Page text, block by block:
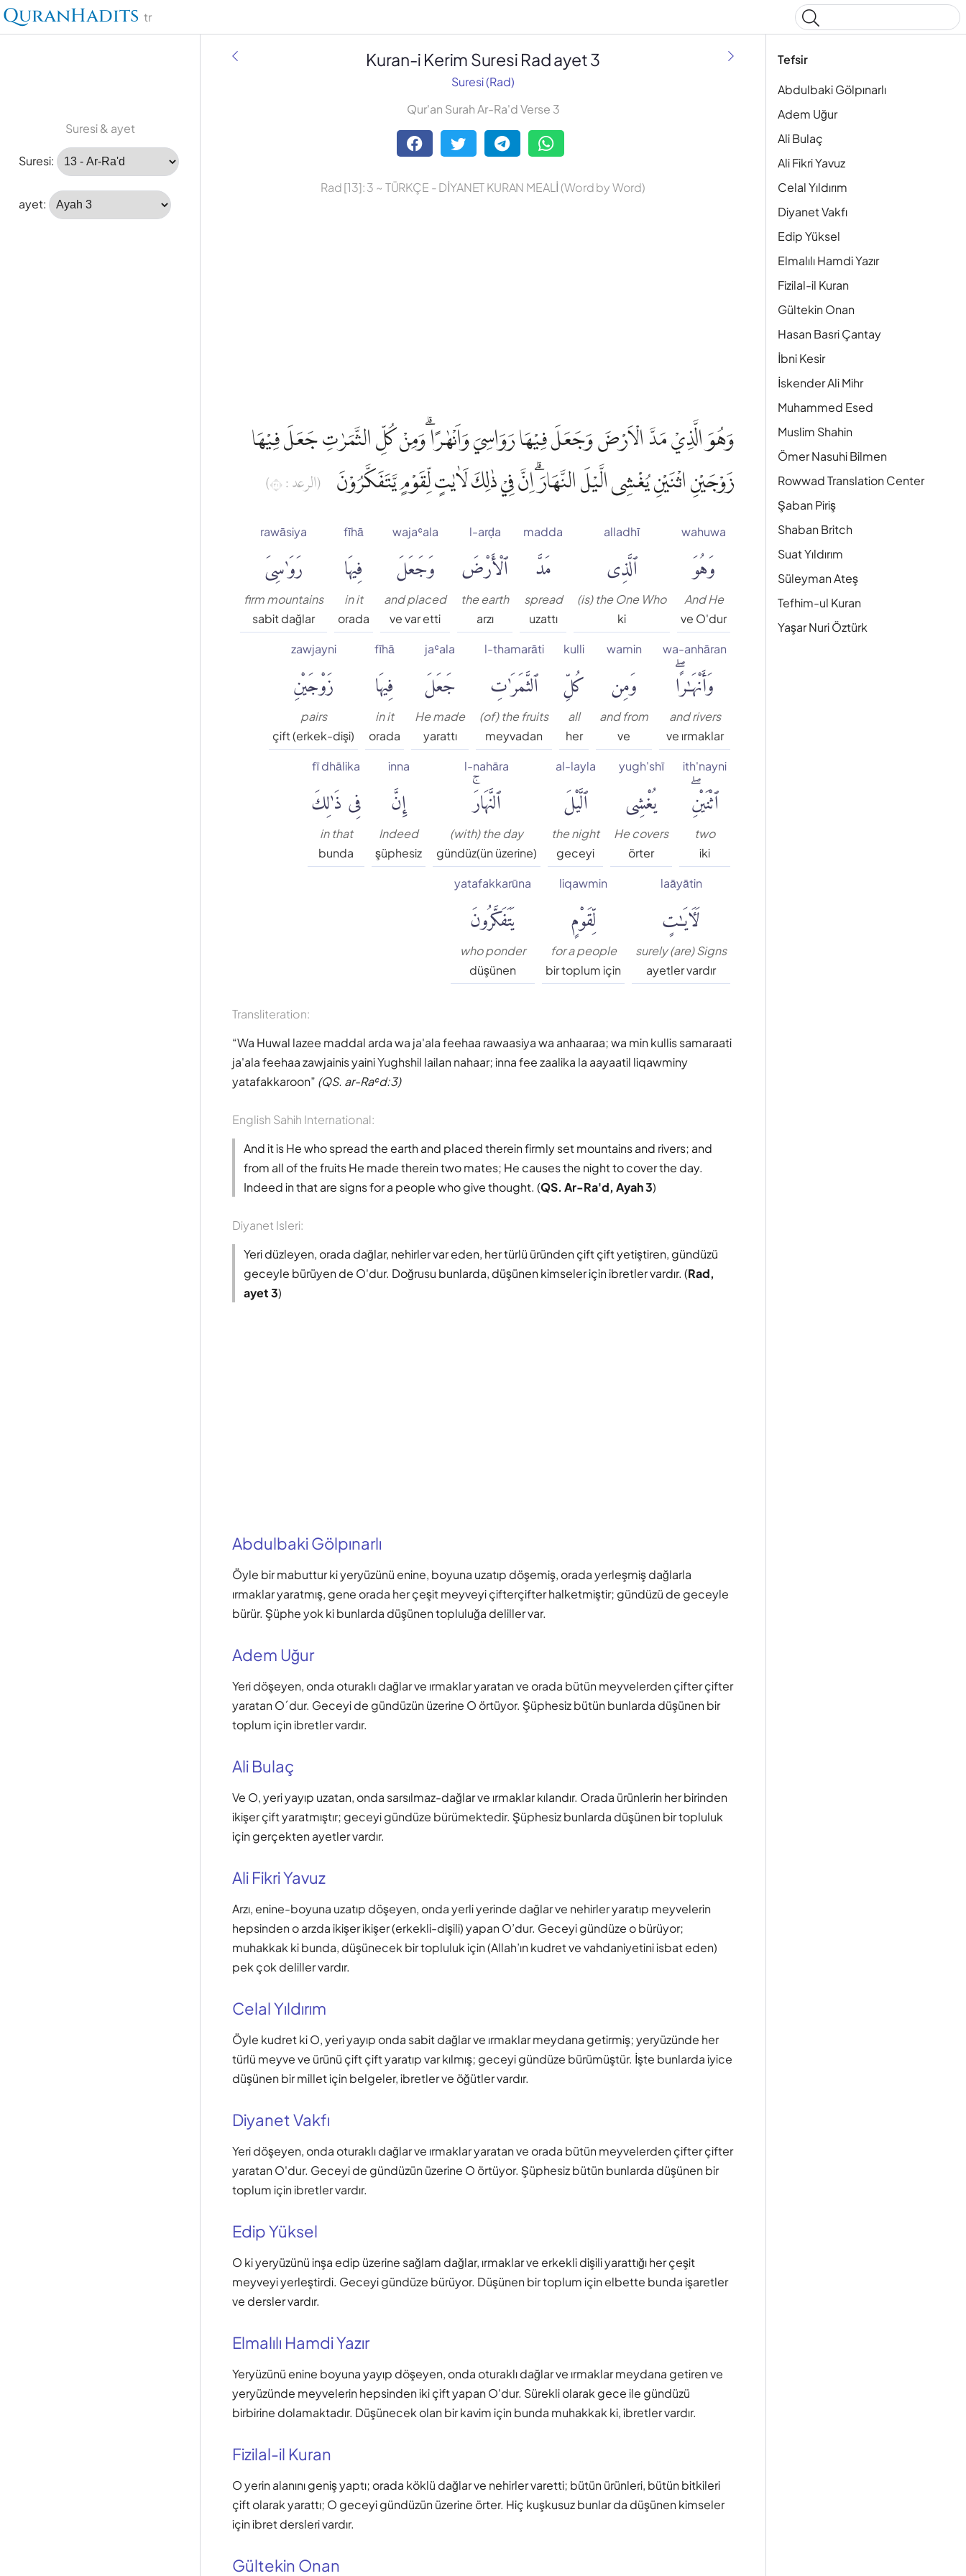
QuranHadits tr
Suresi & ayet
Suresi:
ayet:
Tefsir
Abdulbaki Gölpınarlı
Adem Uğur
Ali Bulaç
Ali Fikri Yavuz
Celal Yıldırım
Diyanet Vakfı
Edip Yüksel
Elmalılı Hamdi Yazır
Fizilal-il Kuran
Gültekin Onan
Hasan Basri Çantay
İbni Kesir
İskender Ali Mihr
Muhammed Esed
Muslim Shahin
Ömer Nasuhi Bilmen
Rowwad Translation Center
Şaban Piriş
Shaban Britch
Suat Yıldırım
Süleyman Ateş
Tefhim-ul Kuran
Yaşar Nuri Öztürk
Kuran-i Kerim Suresi Rad ayet 3
Suresi (Rad)
Qur'an Surah Ar-Ra'd Verse 3
Rad [13]: 3 ~ TÜRKÇE - DİYANET KURAN MEALİ (Word by Word)
وَهُوَ الَّذِيْ مَدَّ الْاَرْضَ وَجَعَلَ فِيْهَا رَوَاسِيَ وَاَنْهٰرًا ۗوَمِنْ كُلِّ الثَّمَرٰتِ جَعَلَ فِيْهَا
زَوْجَيْنِ اثْنَيْنِ يُغْشِى الَّيْلَ النَّهَارَۗ اِنَّ فِيْ ذٰلِكَ لَاٰيٰتٍ لِّقَوْمٍ يَّتَفَكَّرُوْنَ
(الرعد : ١٣)
wahuwa
وَهُوَ
And He
ve O'dur
alladhī
ٱلَّذِى
(is) the One Who
ki
madda
مَدَّ
spread
uzattı
l-arḍa
ٱلْأَرْضَ
the earth
arzı
wajaʿala
وَجَعَلَ
and placed
ve var etti
fīhā
فِيهَا
in it
orada
rawāsiya
رَوَٰسِىَ
firm mountains
sabit dağlar
wa-anhāran
وَأَنْهَٰرًاۖ
and rivers
ve ırmaklar
wamin
وَمِن
and from
ve
kulli
كُلِّ
all
her
l-thamarāti
ٱلثَّمَرَٰتِ
(of) the fruits
meyvadan
jaʿala
جَعَلَ
He made
yarattı
fīhā
فِيهَا
in it
orada
zawjayni
زَوْجَيْنِ
pairs
çift (erkek-dişi)
ith'nayni
ٱثْنَيْنِۖ
two
iki
yugh'shī
يُغْشِى
He covers
örter
al-layla
ٱلَّيْلَ
the night
geceyi
l-nahāra
ٱلنَّهَارَۚ
(with) the day
gündüz(ün üzerine)
inna
إِنَّ
Indeed
şüphesiz
fī dhālika
فِى ذَٰلِكَ
in that
bunda
laāyātin
لَءَايَٰتٍ
surely (are) Signs
ayetler vardır
liqawmin
لِّقَوْمٍ
for a people
bir toplum için
yatafakkarūna
يَتَفَكَّرُونَ
who ponder
düşünen
Transliteration:
Wa Huwal lazee maddal arda wa ja'ala feehaa rawaasiya wa anhaaraa; wa min kullis samaraati
ja'ala feehaa zawjainis yaini Yughshil lailan nahaar; inna fee zaalika la aayaatil liqawminy
yatafakkaroon (QS. ar-Raʿd:3)
English Sahih International:
And it is He who spread the earth and placed therein firmly set mountains and rivers; and
from all of the fruits He made therein two mates; He causes the night to cover the day.
Indeed in that are signs for a people who give thought. (QS. Ar-Ra'd, Ayah 3)
Diyanet Isleri:
Yeri düzleyen, orada dağlar, nehirler var eden, her türlü üründen çift çift yetiştiren, gündüzü
geceyle bürüyen de O'dur. Doğrusu bunlarda, düşünen kimseler için ibretler vardır. (Rad,
ayet 3)
Abdulbaki Gölpınarlı
Öyle bir mabuttur ki yeryüzünü enine, boyuna uzatıp döşemiş, orada yerleşmiş dağlarla
ırmaklar yaratmış, gene orada her çeşit meyveyi çifterçifter halketmiştir; gündüzü de geceyle
bürür. Şüphe yok ki bunlarda düşünen topluluğa deliller var.
Adem Uğur
Yeri döşeyen, onda oturaklı dağlar ve ırmaklar yaratan ve orada bütün meyvelerden çifter çifter
yaratan O´dur. Geceyi de gündüzün üzerine O örtüyor. Şüphesiz bütün bunlarda düşünen bir
toplum için ibretler vardır.
Ali Bulaç
Ve O, yeri yayıp uzatan, onda sarsılmaz-dağlar ve ırmaklar kılandır. Orada ürünlerin her birinden
ikişer çift yaratmıştır; geceyi gündüze bürümektedir. Şüphesiz bunlarda düşünen bir topluluk
için gerçekten ayetler vardır.
Ali Fikri Yavuz
Arzı, enine-boyuna uzatıp döşeyen, onda yerli yerinde dağlar ve nehirler yaratıp meyvelerin
hepsinden o arzda ikişer ikişer (erkekli-dişili) yapan O’dur. Geceyi gündüze o bürüyor;
muhakkak ki bunda, düşünecek bir topluluk için (Allah’ın kudret ve vahdaniyetini isbat eden)
pek çok deliller vardır.
Celal Yıldırım
Öyle kudret ki O, yeri yayıp onda sabit dağlar ve ırmaklar meydana getirmiş; yeryüzünde her
türlü meyve ve ürünü çift çift yaratıp var kılmış; geceyi gündüze bürümüştür. İşte bunlarda iyice
düşünen bir millet için belgeler, ibretler ve öğütler vardır.
Diyanet Vakfı
Yeri döşeyen, onda oturaklı dağlar ve ırmaklar yaratan ve orada bütün meyvelerden çifter çifter
yaratan O'dur. Geceyi de gündüzün üzerine O örtüyor. Şüphesiz bütün bunlarda düşünen bir
toplum için ibretler vardır.
Edip Yüksel
O ki yeryüzünü inşa edip üzerine sağlam dağlar, ırmaklar ve erkekli dişili yarattığı her çeşit
meyveyi yerleştirdi. Geceyi gündüze bürüyor. Düşünen bir toplum için elbette bunda işaretler
ve dersler vardır.
Elmalılı Hamdi Yazır
Yeryüzünü enine boyuna yayıp döşeyen, onda oturaklı dağlar ve ırmaklar meydana getiren ve
yeryüzünde meyvelerin hepsinden iki çift yapan O'dur. Sürekli olarak gece ile gündüzü
birbirine dolamaktadır. Düşünecek olan bir kavim için bunda muhakkak ki, ibretler vardır.
Fizilal-il Kuran
O yerin alanını geniş yaptı; orada köklü dağlar ve nehirler varetti; bütün ürünleri, bütün bitkileri
çift olarak yarattı; O geceyi gündüzün üzerine örter. Hiç kuşkusuz bunlar da düşünen kimseler
için ibret dersleri vardır.
Gültekin Onan